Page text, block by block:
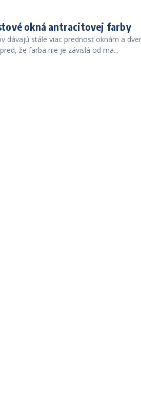
okná antracitovej farby
dávajú stále viac prednosť oknám a
že farba nie je závislá od ma...